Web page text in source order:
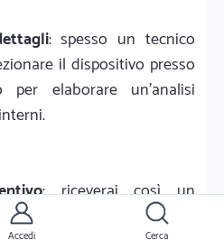
: spesso un tecnico
il dispositivo presso
elaborare un'analisi
: riceverai così un
che includerà
di ricambio, restando
Accedi Cerca